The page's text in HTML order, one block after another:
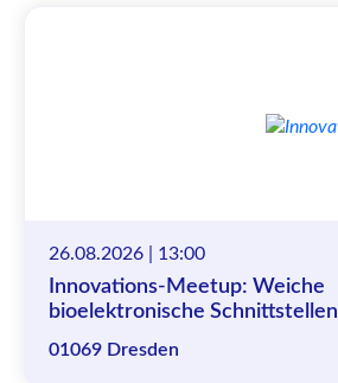
26.08.2026 | 13:00
Innovations-Meetup: Weiche
bioelektronische Schnittstellen
01069 Dresden